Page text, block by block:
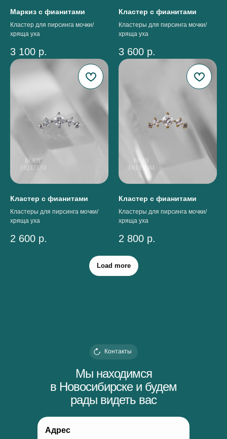
Маркиз с фианитами
Кластер для пирсинга мочки/
хряща уха
3 100 р.
Кластер с фианитами
Кластеры для пирсинга мочки/
хряща уха
3 600 р.
Кластер с фианитами
Кластеры для пирсинга мочки/
хряща уха
2 600 р.
Кластер с фианитами
Кластеры для пирсинга мочки/
хряща уха
2 800 р.
Load more
Мы находимся
в Новосибирске и будем
рады видеть вас
Контакты
Адрес